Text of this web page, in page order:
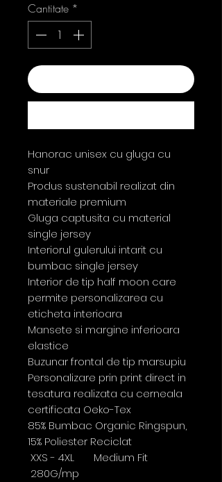
Cantitate *
Hanorac unisex cu gluga cu
snur
Produs sustenabil realizat din
materiale premium
Gluga captusita cu material
single jersey
Interiorul gulerului intarit cu
bumbac single jersey
Interior de tip half moon care
permite personalizarea cu
eticheta interioara
Mansete si margine inferioara
elastice
Buzunar frontal de tip marsupiu
Personalizare prin print direct in
tesatura realizata cu cerneala
certificata Oeko-Tex
85% Bumbac Organic Ringspun,
15% Poliester Reciclat
XXS - 4XL Medium Fit
280G/mp